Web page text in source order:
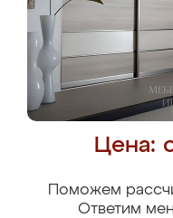
Цена:
Поможем
Ответим